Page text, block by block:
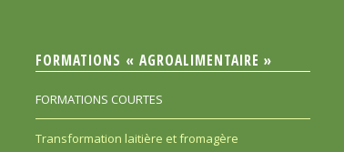
FORMATIONS « AGROALIMENTAIRE »
FORMATIONS COURTES
Transformation laitière et fromagère